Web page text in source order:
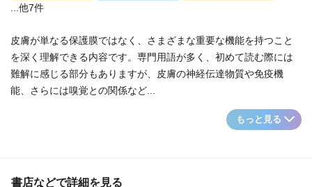
...他7件
皮膚が単なる保護膜ではなく、さまざまな重要な機能を持つこと
を深く理解できる内容です。専門用語が多く、初めて読む際には
難解に感じる部分もありますが、皮膚の神経伝達物質や免疫機
能、さらには嗅覚との関係など...
もっと見る
書店などで詳細を見る